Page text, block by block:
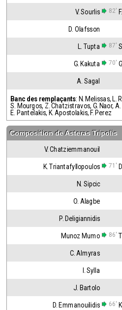
V. Sourlis 82'
D. Olafsson
L. Tupta 87'
G. Kakuta 70'
A. Sagal
Banc des remplaçants: N. Melissas, L.
S. Mourgos, Z. Chatzistravos, G. Naor,
E. Pantelakis, K. Apostolakis, F. Perez
Composition deAsteras Tripolis
V. Chatziemmanouil
K. Triantafyllopoulos 71'
N. Sipcic
O. Alagbe
P. Deligiannidis
Munoz Mumo 86'
C. Almyras
I. Sylla
J. Bartolo
D. Emmanouilidis 66'